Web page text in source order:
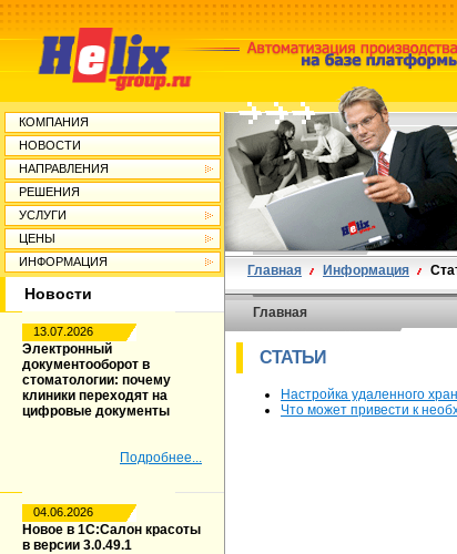
КОМПАНИЯ
НОВОСТИ
НАПРАВЛЕНИЯ
РЕШЕНИЯ
УСЛУГИ
ЦЕНЫ
ИНФОРМАЦИЯ
Новости
13.07.2026
Электронный
документооборот в
стоматологии: почему
клиники переходят на
цифровые документы
Подробнее...
04.06.2026
Новое в 1С:Салон красоты
в версии 3.0.49.1
Главная Информация
Главная
СТАТЬИ
Настройка удаленного
Что может привести к